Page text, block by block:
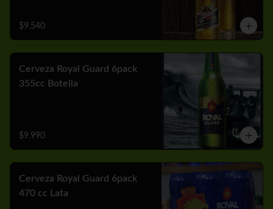
$9.540
Cerveza Royal Guard 6pack
355cc Botella
$9.990
Cerveza Royal Guard 6pack
470 cc Lata